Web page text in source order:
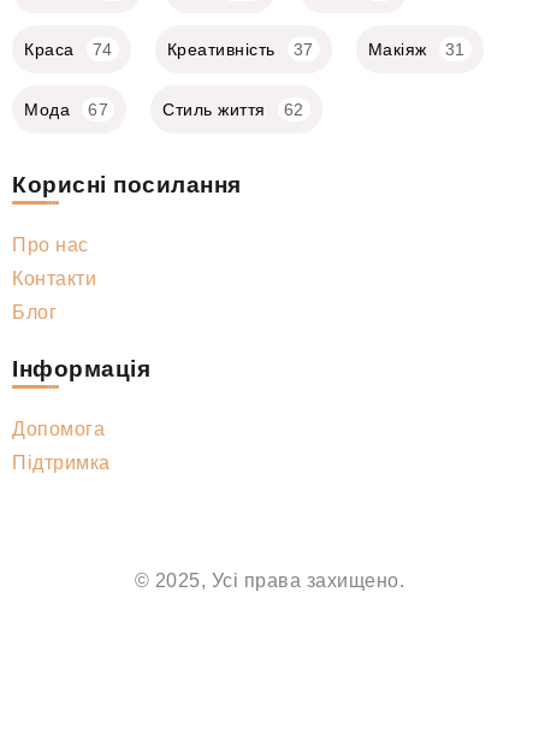
Краса 74 Креативність 37 Макіяж 31
Мода 67 Стиль життя 62
Корисні посилання
Про нас
Контакти
Блог
Інформація
Допомога
Підтримка
© 2025, Усі права захищено.